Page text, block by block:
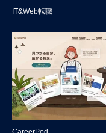
IT&Web転職